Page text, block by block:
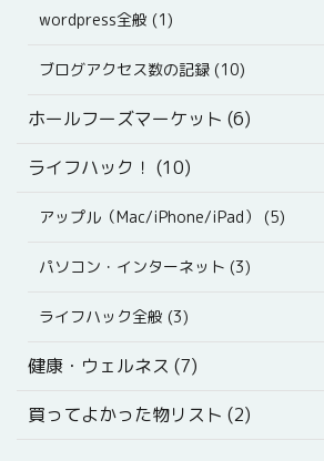
wordpress全般 (1)
ブログアクセス数の記録 (10)
ホールフーズマーケット (6)
ライフハック！ (10)
アップル（Mac/iPhone/iPad） (5)
パソコン・インターネット (3)
ライフハック全般 (3)
健康・ウェルネス (7)
買ってよかった物リスト (2)